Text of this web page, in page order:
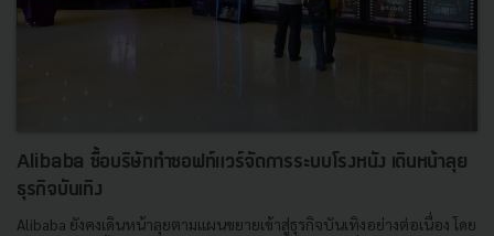
Alibaba ซื้อบริษัททำซอฟท์แวร์จัดการระบบโรงหนัง เดินหน้าลุย
ธุรกิจบันเทิง
Alibaba ยังคงเดินหน้าลุยตามแผนขยายเข้าสู่ธุรกิจบันเทิงอย่างต่อเนื่อง โดย